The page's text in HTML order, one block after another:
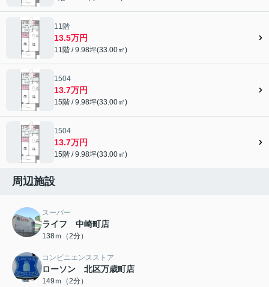
11階
13.5万円
11階 / 9.98坪(33.00㎡)
1504
13.7万円
15階 / 9.98坪(33.00㎡)
1504
13.7万円
15階 / 9.98坪(33.00㎡)
周辺施設
スーパー
ライフ 中崎町店
138ｍ（2分）
コンビニエンスストア
ローソン 北区万歳町店
149ｍ（2分）